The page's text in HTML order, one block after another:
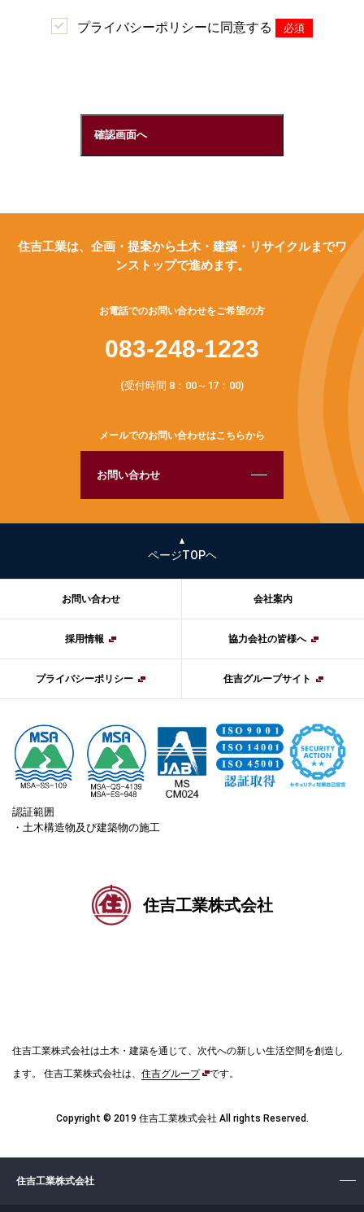
第1条（個人情報の取得）
適正な方法により取得するものとし、利用目的をでき
人情報はその利用目的に必要な範囲内で取り扱いま
第2条(個人情報を取得・利用
する目的）
当グループが個人情報を取得・利用する目的は、
以下のとおりです。
・当グループのサービスの提供・運営のため
・お客様からのお問い合わせに回答するため（本
除、ご利用状況の閲覧を行っていただくため
・上記の利用目的に付随する目的
第3条（個人情報の第三者提
当グループは、原則として以下に定める場合を除くほ
・個人情報保護法及び番号法その他法令に定めのある
当グループは、本人から個人情報の開示を求められた
だし、開示することにより次のいずれかに該当する場
知します。なお、個人情報の開示に際しては、別途定
プライバシーポリシーに同意する 必須
住吉工業は、企画・提案から土木・建築・リサイクルまでワ
ンストップで進めます。
お電話でのお問い合わせをご希望の方
083-248-1223
(受付時間 8：00～17：00)
メールでのお問い合わせはこちらから
お問い合わせ
ページTOPヘ
お問い合わせ 会社案内
採用情報 協力会社の皆様へ
プライバシーポリシー 住吉グループサイト
認証範囲
・土木構造物及び建築物の施工
住吉工業株式会社
住吉工業株式会社は土木・建築を通じて、次代への新しい生活空間を創造し
ます。
住吉工業株式会社は、 住吉グループです。
Copyright © 2019 住吉工業株式会社 All rights Reserved.
住吉工業株式会社